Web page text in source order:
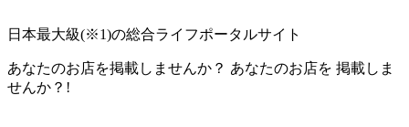
日本最大級(※1)の総合ライフポータルサイト
あなたのお店を掲載しませんか？ あなたのお店を 掲載しま
せんか？!